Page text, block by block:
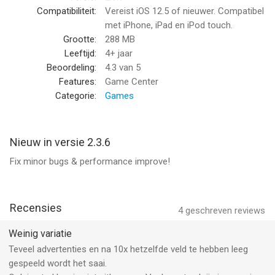
get the traffic run
• Pick the right car is crucial to solve traffic jams
• Watch out for grannies and cops when moving cars from the
• Feel the satisfaction as all parked vehicles wheel onto the
masters!
• Hero Mode: Make way for Emergency vehicles! Buckle up &
• New challenge modes await a car master to explore
SHINE YOUR WAY
• Unlock a collection of awesome cars, trucks and other unique
vehicles from sport cars to monster trucks
Compatibiliteit:
Vereist iOS 12.5 of nieuwer. Compatibel
met iPhone, iPad en iPod touch.
Grootte:
288 MB
Leeftijd:
4+ jaar
Beoordeling:
4.3 van 5
Features:
Game Center
Categorie:
Games
Nieuw in versie 2.3.6
Fix minor bugs & performance improve!
4geschreven reviews
Recensies
Weinig variatie
Teveel advertenties en na 10x hetzelfde veld te hebben leeg
gespeeld wordt het saai.